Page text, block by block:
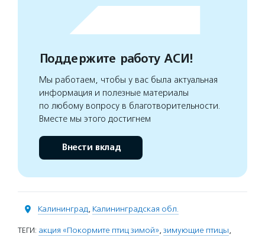
Поддержите работу АСИ!
Мы работаем, чтобы у вас была актуальная
информация и полезные материалы
по любому вопросу в благотворительности.
Вместе мы этого достигнем
Внести вклад
Калининград, Калининградская обл.
ТЕГИ: акция «Покормите птиц зимой», зимующие птицы,